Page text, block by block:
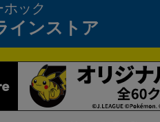
ック
インストア